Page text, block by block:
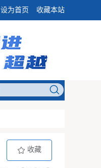
设为首页 收藏本站
收藏